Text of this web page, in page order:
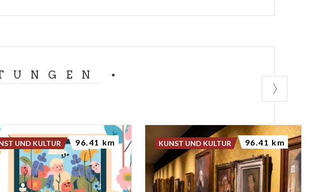
UND KULTUR 96.41 km KUNST UND KULTUR 96.41 km